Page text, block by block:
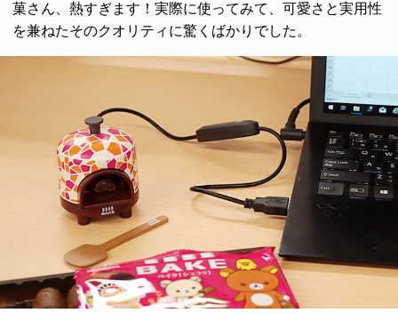
菓さん、熱すぎます！実際に使ってみて、可愛さと実用性
を兼ねたそのクオリティに驚くばかりでした。